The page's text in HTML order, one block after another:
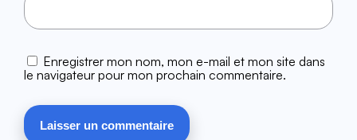
Enregistrer mon nom, mon e-mail et mon site dans
le navigateur pour mon prochain commentaire.